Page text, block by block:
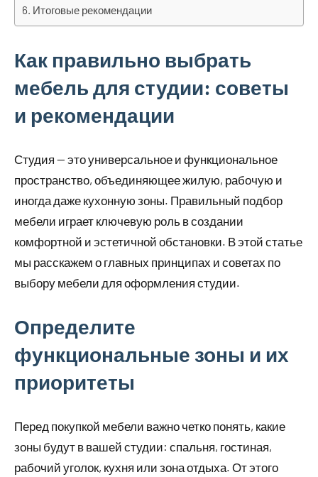
Итоговые рекомендации
Как правильно выбрать
мебель для студии: советы
и рекомендации
Студия — это универсальное и функциональное
пространство, объединяющее жилую, рабочую и
иногда даже кухонную зоны. Правильный подбор
мебели играет ключевую роль в создании
комфортной и эстетичной обстановки. В этой статье
мы расскажем о главных принципах и советах по
выбору мебели для оформления студии.
Определите
функциональные зоны и их
приоритеты
Перед покупкой мебели важно четко понять, какие
зоны будут в вашей студии: спальня, гостиная,
рабочий уголок, кухня или зона отдыха. От этого